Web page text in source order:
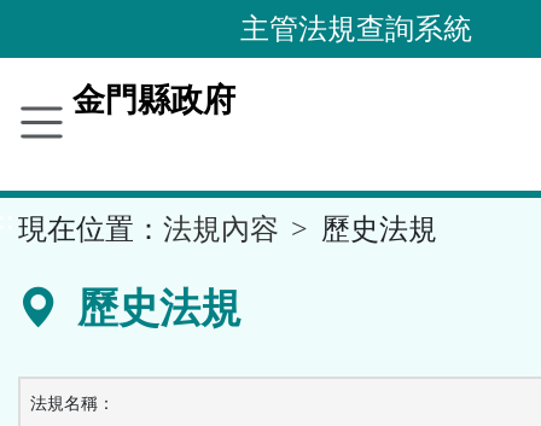
到
要
容
區
主管法規查詢系統
金門縣政府
現在位置： 法規內容 歷史法規
歷史法規
法規名稱：